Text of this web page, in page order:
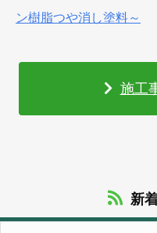
ン樹脂つや消し塗料～
施工
新